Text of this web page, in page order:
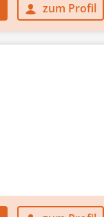
zum Profil